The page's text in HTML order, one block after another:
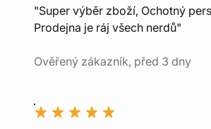
"Super výběr zboží, Ochotný
Prodejna je ráj všech nerdů"
Ověřený zákazník, před 3 dny